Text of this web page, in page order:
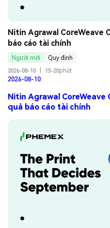
Nitin Agrawal CoreWeave
báo cáo tài chính
Người mới
Quy định
2026-08-10
15-20phút
2026-08-10
Nitin Agrawal CoreWeave
quả báo cáo tài chính